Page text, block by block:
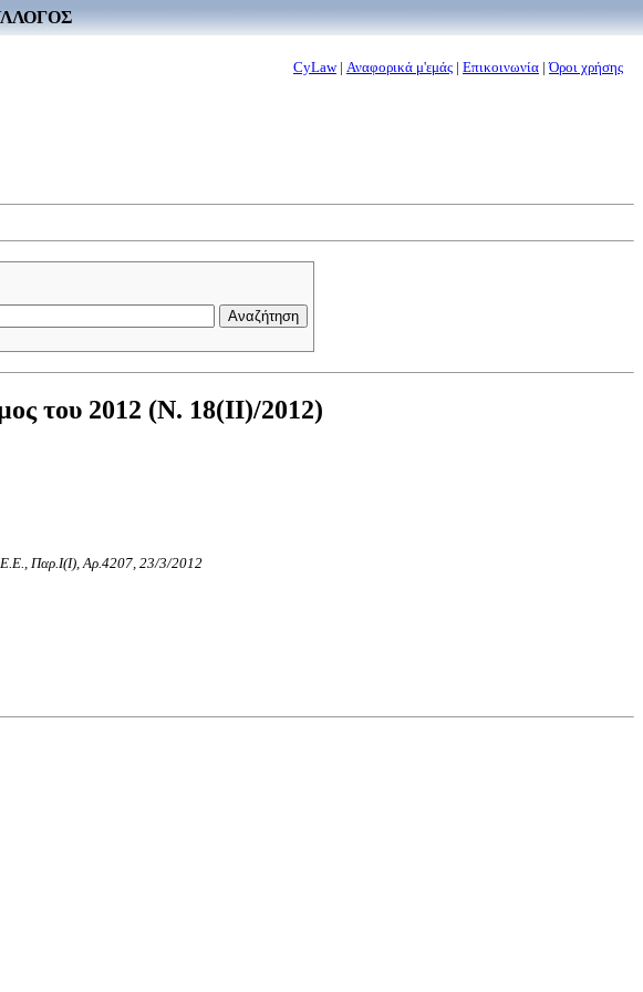
CyLaw| Αναφορικά μ'εμάς | Επικοινωνία |Όροι χρήσης
του 2012 (Ν. 18(II)/2012)
Ε.Ε., Παρ.Ι(I), Αρ.4207, 23/3/2012